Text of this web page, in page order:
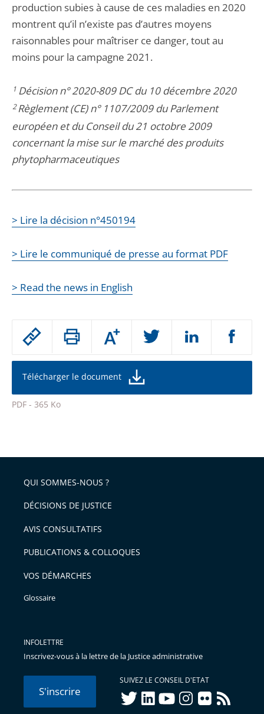
Passer
partage
de
l'article
pour
Augmenter
ou
la
de
police
Télécharger le document
PDF - 365 Ko
l'article
pour
avant
production subies à cause de ces maladies en 2020
montrent qu’il n’existe pas d’autres moyens
raisonnables pour maîtriser ce danger, tout au
moins pour la campagne 2021.
1Décision n° 2020-809 DC du 10 décembre 2020
2Règlement (CE) n° 1107/2009 du Parlement
européen et du Conseil du 21 octobre 2009
concernant la mise sur le marché des produits
phytopharmaceutiques
> Lire la décision n°450194
> Lire le communiqué de presse au format PDF
> Read the news in English
QUI SOMMES-NOUS ?
DÉCISIONS DE JUSTICE
AVIS CONSULTATIFS
PUBLICATIONS & COLLOQUES
VOS DÉMARCHES
Glossaire
INFOLETTRE
Inscrivez-vous à la lettre de la Justice administrative
S'inscrire
SUIVEZ LE CONSEIL D'ETAT
twitterlinkedInyoutubeinstagram
flickr rss